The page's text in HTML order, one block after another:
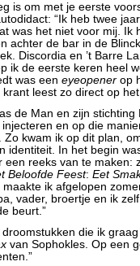
is om met je eerste
“Ik heb twee
was het niet voor mij. Ik
achter de bar in de
Discordia en ’t Barre
ik de eerste keren heel
was een eyeopener op
leest zo direct op
de Man en zijn stichting
en op die
kwam ik op dit plan,
identiteit. In het begin
een reeks van te maken:
Beloofde Feest: Eet
maakte ik afgelopen
vader, broertje en ik
beurt.”
die ik
van Sophokles. Op een